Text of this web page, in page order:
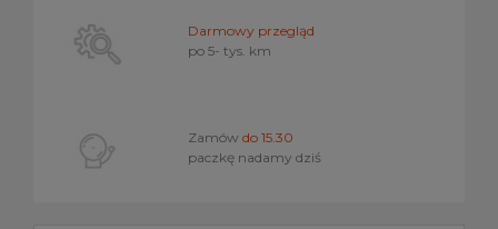
Darmowy przegląd
po 5- tys. km
Zamówdo 15.30
paczkę nadamy dziś